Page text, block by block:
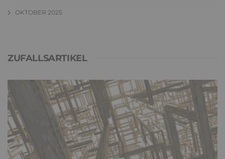
OKTOBER 2025
ZUFALLSARTIKEL